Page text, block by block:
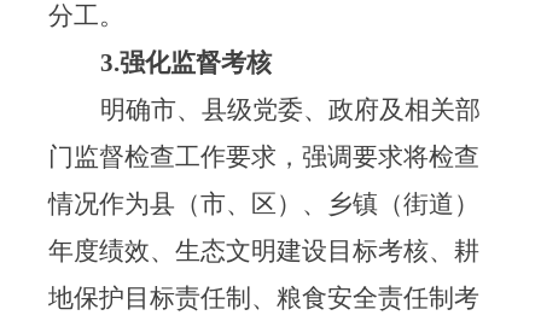
分工。
3.强化监督考核
明确市、县级党委、政府及相关部
门监督检查工作要求，强调要求将检查
情况作为县（市、区）、乡镇（街道）
年度绩效、生态文明建设目标考核、耕
地保护目标责任制、粮食安全责任制考